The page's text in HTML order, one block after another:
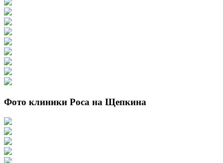
Фото клиники Роса на Щепкина